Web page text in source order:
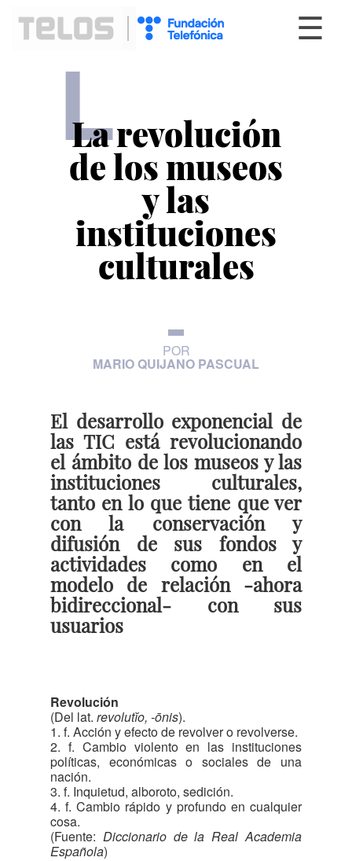
☰
L
La revolución
de los museos
y las
instituciones
culturales
POR
MARIO QUIJANO PASCUAL
El desarrollo exponencial de
las TIC está revolucionando
el ámbito de los museos y las
instituciones culturales,
tanto en lo que tiene que ver
con la conservación y
difusión de sus fondos y
actividades como en el
modelo de relación -ahora
bidireccional- con sus
usuarios
Revolución
(Del lat. revolutĭo, -ōnis).
1. f. Acción y efecto de revolver o revolverse.
2. f. Cambio violento en las instituciones
políticas, económicas o sociales de una
nación.
3. f. Inquietud, alboroto, sedición.
4. f. Cambio rápido y profundo en cualquier
cosa.
(Fuente: Diccionario de la Real Academia
Española)